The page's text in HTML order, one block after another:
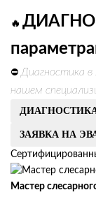
🔥
⛔ Диагностика
нашем
Мастер